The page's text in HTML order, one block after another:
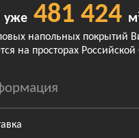
уже481 424
напольных покрытий
на просторах